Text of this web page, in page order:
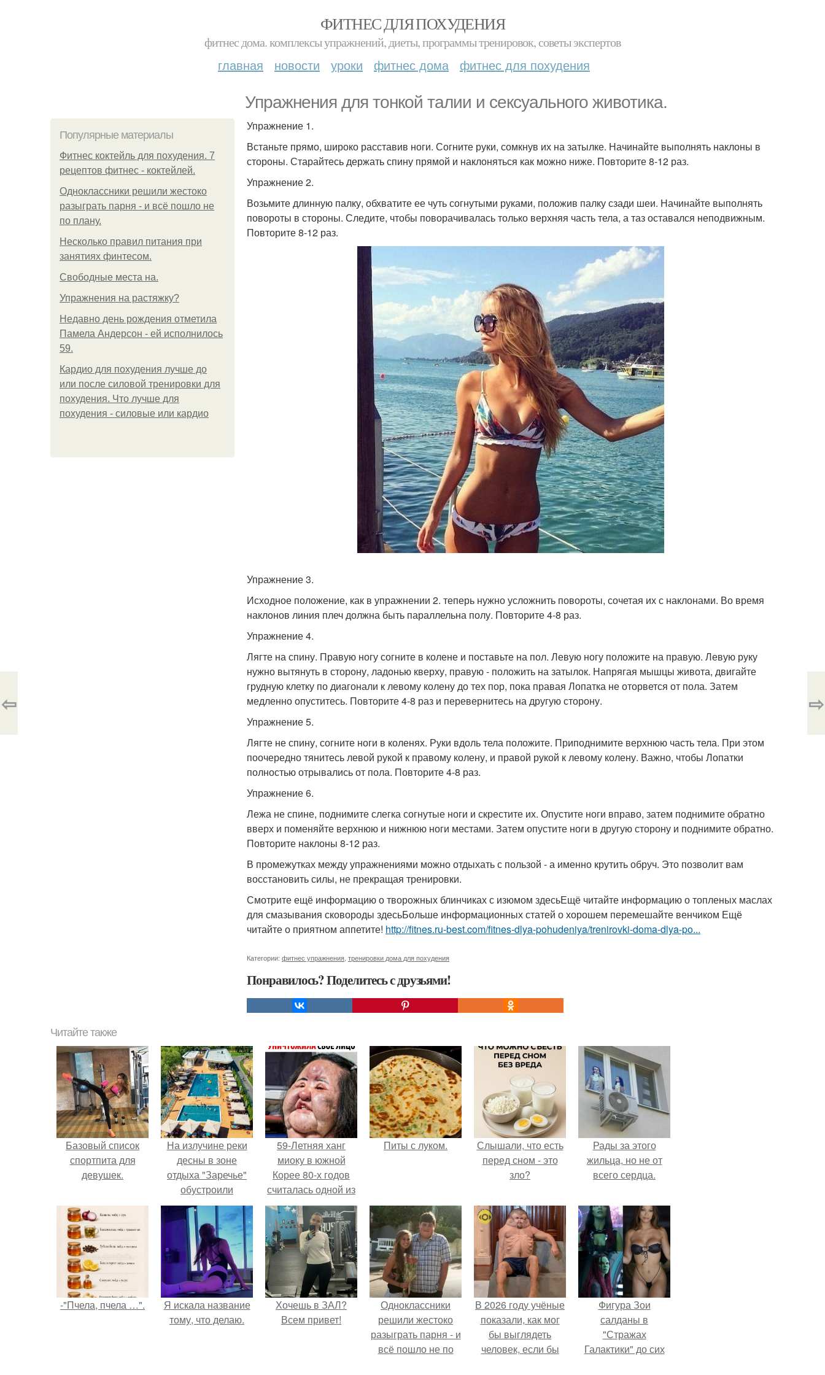
ФИТНЕС ДЛЯ ПОХУДЕНИЯ
фитнес дома. комплексы упражнений, диеты, программы тренировок, советы экспертов
главная новости уроки фитнес дома фитнес для похудения
Упражнения для тонкой талии и сексуального животика.
Популярные материалы
Фитнес коктейль для похудения. 7
рецептов фитнес - коктейлей.
Одноклассники решили жестоко
разыграть парня - и всё пошло не
по плану.
Несколько правил питания при
занятиях финтесом.
Свободные места на.
Упражнения на растяжку?
Недавно день рождения отметила
Памела Андерсон - ей исполнилось
59.
Кардио для похудения лучше до
или после силовой тренировки для
похудения. Что лучше для
похудения - силовые или кардио
Упражнение 1.
Встаньте прямо, широко расставив ноги. Согните руки, сомкнув их на затылке. Начинайте выполнять наклоны в
стороны. Старайтесь держать спину прямой и наклоняться как можно ниже. Повторите 8-12 раз.
Упражнение 2.
Возьмите длинную палку, обхватите ее чуть согнутыми руками, положив палку сзади шеи. Начинайте выполнять
повороты в стороны. Следите, чтобы поворачивалась только верхняя часть тела, а таз оставался неподвижным.
Повторите 8-12 раз.
Упражнение 3.
Исходное положение, как в упражнении 2. теперь нужно усложнить повороты, сочетая их с наклонами. Во время
наклонов линия плеч должна быть параллельна полу. Повторите 4-8 раз.
Упражнение 4.
Лягте на спину. Правую ногу согните в колене и поставьте на пол. Левую ногу положите на правую. Левую руку
нужно вытянуть в сторону, ладонью кверху, правую - положить на затылок. Напрягая мышцы живота, двигайте
грудную клетку по диагонали к левому колену до тех пор, пока правая Лопатка не оторвется от пола. Затем
медленно опуститесь. Повторите 4-8 раз и перевернитесь на другую сторону.
Упражнение 5.
Лягте не спину, согните ноги в коленях. Руки вдоль тела положите. Приподнимите верхнюю часть тела. При этом
поочередно тянитесь левой рукой к правому колену, и правой рукой к левому колену. Важно, чтобы Лопатки
полностью отрывались от пола. Повторите 4-8 раз.
Упражнение 6.
Лежа не спине, поднимите слегка согнутые ноги и скрестите их. Опустите ноги вправо, затем поднимите обратно
вверх и поменяйте верхнюю и нижнюю ноги местами. Затем опустите ноги в другую сторону и поднимите обратно.
Повторите наклоны 8-12 раз.
В промежутках между упражнениями можно отдыхать с пользой - а именно крутить обруч. Это позволит вам
восстановить силы, не прекращая тренировки.
Смотрите ещё информацию о творожных блинчиках с изюмом здесьЕщё читайте информацию о топленых маслах
для смазывания сковороды здесьБольше информационных статей о хорошем перемешайте венчиком Ещё
читайте о приятном аппетите! http://fitnes.ru-best.com/fitnes-dlya-pohudeniya/trenirovki-doma-dlya-po...
Категории: фитнес упражнения тренировки дома для похудения
Понравилось? Поделитесь с друзьями!
⇦ ⇨
Читайте также
Базовый список
спортпита для
девушек.
На излучине реки
десны в зоне
отдыха "Заречье"
обустроили
комфортный
городской пляж.
59-Летняя ханг
миоку в южной
Корее 80-х годов
считалась одной из
самых
привлекательных
женщин.
Питы с луком.
Слышали, что есть
перед сном - это
зло?
Рады за этого
жильца, но не от
всего сердца.
-"Пчела, пчела …".
Я искала название
тому, что делаю.
Хочешь в ЗАЛ?
Всем привет!
Одноклассники
решили жестоко
разыграть парня - и
всё пошло не по
В 2026 году учёные
показали, как мог
бы выглядеть
человек, если бы
Фигура Зои
салданы в
"Стражах
Галактики" до сих